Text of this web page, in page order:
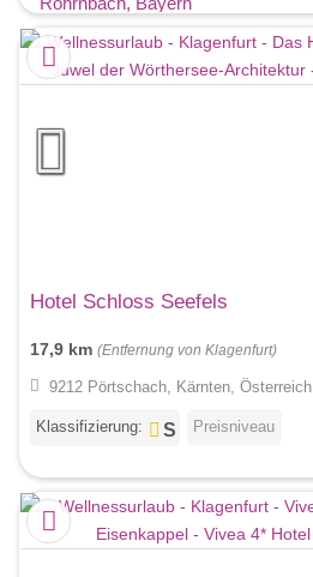
Hotel Schloss Seefels
17,9 km (Entfernung von Klagenfurt)
9212 Pörtschach, Kärnten, Österreich
Klassifizierung: Preisniveau